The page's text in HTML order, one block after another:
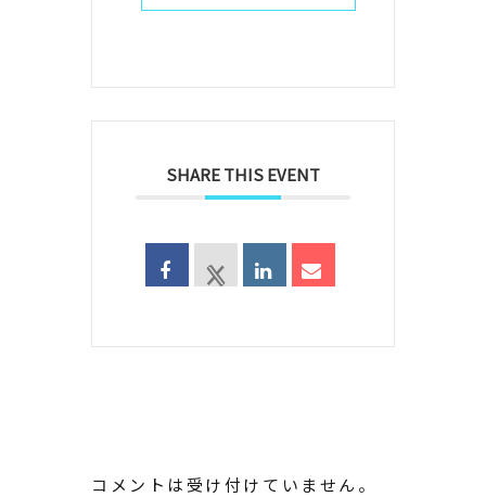
SHARE THIS EVENT
コメントは受け付けていません。